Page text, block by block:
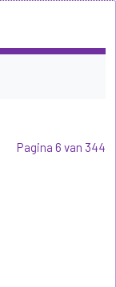
Pagina 6 van 344